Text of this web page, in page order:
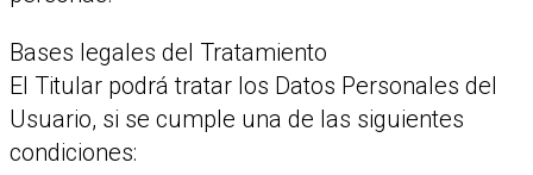
Bases legales del Tratamiento
El Titular podrá tratar los Datos Personales del
Usuario, si se cumple una de las siguientes
condiciones: